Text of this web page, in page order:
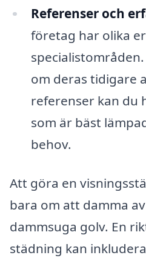
Referenser och
företag har olika
om deras tidigare
referenser kan du
som är bäst
behov.
Att göra en
bara om att damma
dammsuga golv. En
städning kan